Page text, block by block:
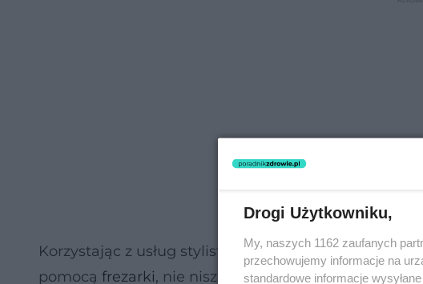
Korzystając z usług stylistki paznokci w salonie
pomocą frezarki, nie niszcząc przy tym delikatnej
Drogi Użytkowniku,
My, naszych 1162 zaufanych
przechowujemy informacje na
standardowe informacje